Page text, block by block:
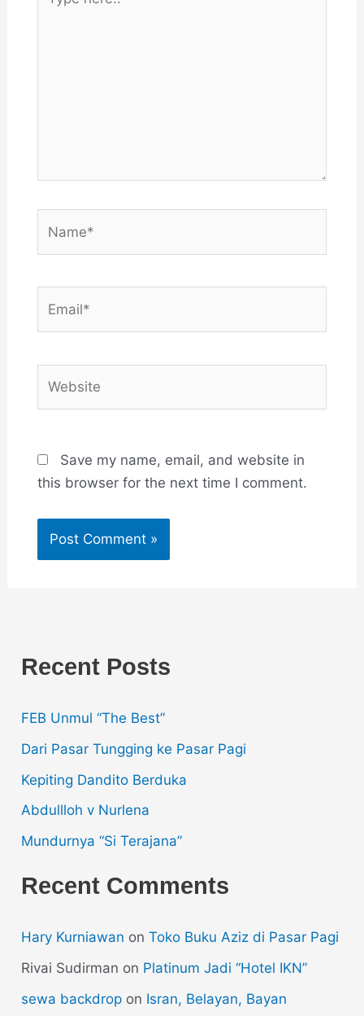
here..
Save my name, email, and website in
this browser for the next time I comment.
Recent Posts
FEB Unmul “The Best”
Dari Pasar Tungging ke Pasar Pagi
Kepiting Dandito Berduka
Abdullloh v Nurlena
Mundurnya “Si Terajana”
Recent Comments
Hary Kurniawan onToko Buku Aziz di Pasar Pagi
Rivai Sudirman on Platinum Jadi “Hotel IKN”
sewa backdrop on Isran, Belayan, Bayan